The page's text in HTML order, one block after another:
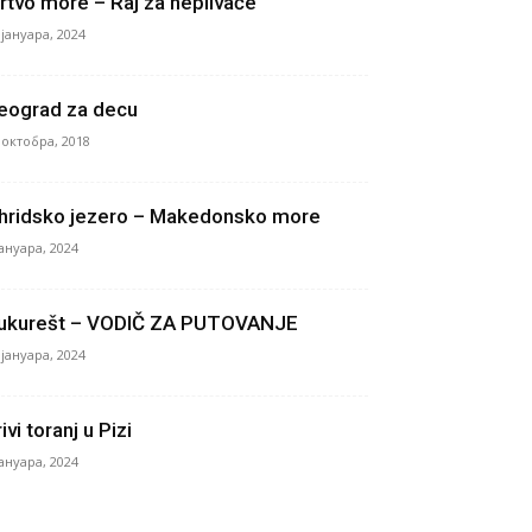
2024
za decu
2018
jezero – Makedonsko more
2024
– VODIČ ZA PUTOVANJE
2024
toranj u Pizi
2024